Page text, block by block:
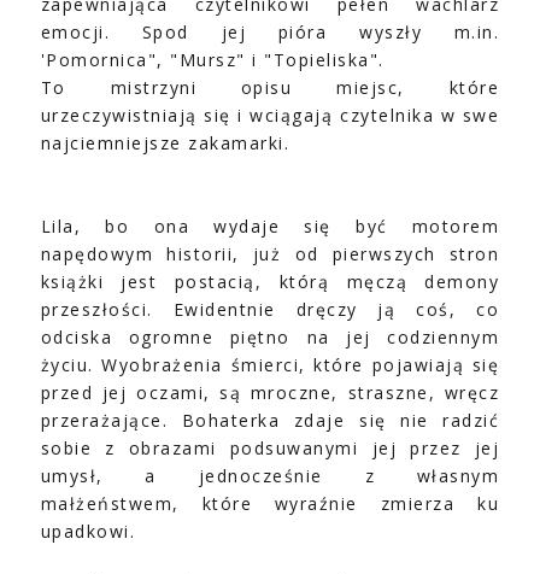
emocji. Spod jej pióra wyszły m.in.
'Pomornica", "Mursz" i "Topieliska".
To mistrzyni opisu miejsc, które
urzeczywistniają się i wciągają czytelnika w swe
najciemniejsze zakamarki.
Lila, bo ona wydaje się być motorem
napędowym historii, już od pierwszych stron
książki jest postacią, którą męczą demony
przeszłości. Ewidentnie dręczy ją coś, co
odciska ogromne piętno na jej codziennym
życiu. Wyobrażenia śmierci, które pojawiają się
przed jej oczami, są mroczne, straszne, wręcz
przerażające. Bohaterka zdaje się nie radzić
sobie z obrazami podsuwanymi jej przez jej
umysł, a jednocześnie z własnym
małżeństwem, które wyraźnie zmierza ku
upadkowi.